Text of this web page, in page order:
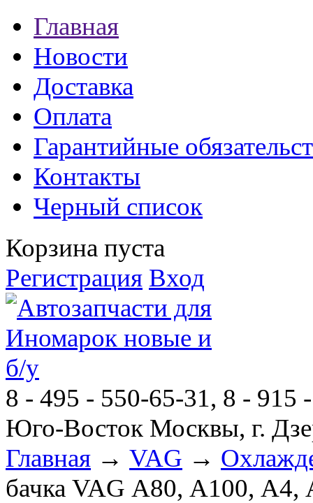
Главная
Новости
Доставка
Оплата
Гарантийные
Контакты
Черный список
Корзина пуста
Регистрация Вход
8 - 495 - 550-65-31, 8 - 915
Юго-Восток Москвы, г.
Главная → VAG →
бачка VAG А80, А100, А4,